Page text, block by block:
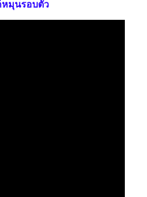
หมุนรอบตัว